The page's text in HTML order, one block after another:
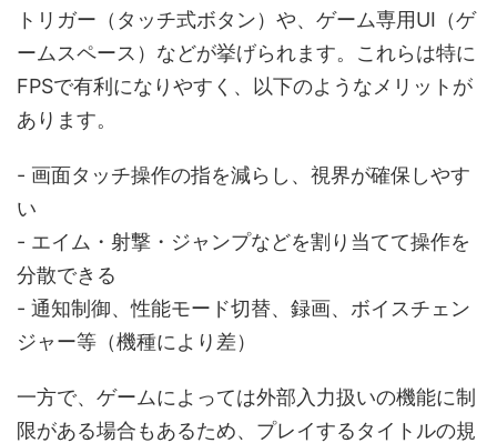
トリガー（タッチ式ボタン）や、ゲーム専用UI（ゲ
ームスペース）などが挙げられます。これらは特に
FPSで有利になりやすく、以下のようなメリットが
あります。
- 画面タッチ操作の指を減らし、視界が確保しやす
い
- エイム・射撃・ジャンプなどを割り当てて操作を
分散できる
- 通知制御、性能モード切替、録画、ボイスチェン
ジャー等（機種により差）
一方で、ゲームによっては外部入力扱いの機能に制
限がある場合もあるため、プレイするタイトルの規